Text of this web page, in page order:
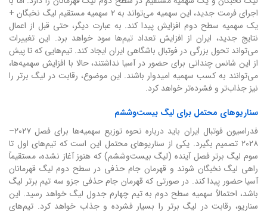
اجرای فرمت جدید، این سهمیه می‌تواند به ۲ سهمیه مستقیم لیگ نخبگان +
یک سهمیه سطح دوم افزایش پیدا کند. به عبارت دیگر، حتی قبل از اعمال
نتایج جدید، ایران از افزایش تعداد تیم‌ها سود خواهد برد. این تغییرات
می‌تواند تحول بزرگی در فوتبال باشگاهی ایران ایجاد کند. تیم‌هایی که تا پیش
از این شانس چندانی برای حضور در آسیا نداشتند، حالا با افزایش سهمیه‌ها،
می‌توانند به کسب سهمیه امیدوار باشند. این موضوع، رقابت در لیگ برتر را
نیز جذاب‌تر و فشرده‌تر خواهد کرد.
سناریوهای محتمل برای لیگ بیست‌وششم
فدراسیون فوتبال ایران باید درباره نحوه توزیع سهمیه‌ها برای فصل ۲۰۲۷–
۲۰۲۸ تصمیم بگیرد. یکی از سناریوهای محتمل این است که تیم‌های اول تا
سوم لیگ برتر فصل آینده (لیگ بیست‌وششم) که هنوز آغاز نشده، مستقیماً
راهی لیگ نخبگان شوند و قهرمان جام حذفی در سطح دوم لیگ قهرمانان
آسیا حضور پیدا کند. در صورتی که قهرمان جام حذفی جزو سه تیم برتر لیگ
باشد، احتمالاً سهمیه سطح دوم به تیم چهارم جدول لیگ خواهد رسید. این
سناریو، رقابت در لیگ برتر را بسیار فشرده و جذاب خواهد کرد. تیم‌های